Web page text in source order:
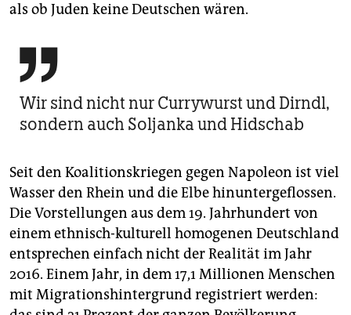
als ob Juden keine Deutschen wären.

Wir sind nicht nur Currywurst und Dirndl,
sondern auch Soljanka und Hidschab
Seit den Koalitionskriegen gegen Napoleon ist viel
Wasser den Rhein und die Elbe hinuntergeflossen.
Die Vorstellungen aus dem 19. Jahrhundert von
einem ethnisch-kulturell homogenen Deutschland
entsprechen einfach nicht der Realität im Jahr
2016. Einem Jahr, in dem 17,1 Millionen Menschen
mit Migrationshintergrund registriert werden: